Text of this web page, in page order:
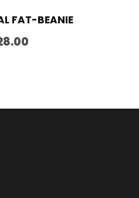
FAT-BEANIE